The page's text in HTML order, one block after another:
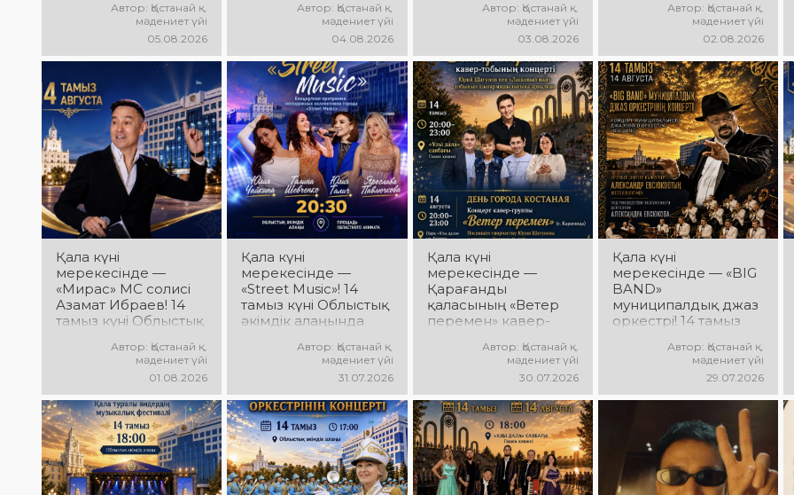
Халықаралық
вокалистер байқауы
жеңімпаздарын
марапаттау рәсімі
мен гала-концерт
өтеді! Сіздерді үздік
орындаушылардың
әсерлі өнері, жарқын
эмоциялар және
ерекше мерекелік
атмосфера күтеді!
Автор: Қостанай қ.
мәдениет үйі
05.08.2026
әкімдік алаңында
«Даму бала»
жобасының балалар
шығармашылық
ұжымдары
қатысатын «Алтын
дән» фестивалі өтеді!
Сіздерді жас
таланттардың
жарқын өнері, әсем
әндер, әсерлі билер
мен мерекелік көңіл
күй күтеді!
Автор: Қостанай қ.
мәдениет үйі
04.08.2026
«Карнавал» би
ансамблінің
бағдарламасы өтеді!
Ансамбль жетекшісі
— Шамиль
Фахрутдинов.
Сіздерді әсерлі
хореографиялық
қойылымдар,
жарқын бейнелер,
қуатты ырғақ пен
мерекелік көңіл күй
күтеді!
Автор: Қостанай қ.
мәдениет үйі
03.08.2026
мерекелік DJ-
бағдарлама өтеді!
Сіздерді заманауи
музыкалық хиттер,
би ырғағы, қуатты
энергия мен жарқын
эмоциялар күтеді!
Автор: Қостанай қ.
мәдениет үйі
02.08.2026
Қала күні
мерекесінде —
«Мирас» МС солисі
Азамат Ибраев! 14
тамыз күні Облыстық
Азамат Ибраевтың
бағдарламасы өтеді!
Сіздерді сүйікті
әндер, жарқын
орындау, қуатты
энергия мен көтеріңкі
мерекелік көңіл күй
күтеді!
Автор: Қостанай қ.
мәдениет үйі
01.08.2026
Қала күні
мерекесінде —
«Street Music»! 14
тамыз күні Облыстық
әкімдік алаңында
ұжымдарының
«Street Music»
бағдарламасы өтеді!
Сіздерді заманауи
музыка, жарқын
орындаулар, қуатты
энергия мен көтеріңкі
мерекелік көңіл күй
Автор: Қостанай қ.
мәдениет үйі
31.07.2026
Қала күні
мерекесінде —
Қарағанды
қаласының «Ветер
перемен» кавер-
«Ұлы Дала»
саябағында Юрий
Шатунов пен
«Ласковый май»
тобының
шығармашылығына
арналған концерт
өтеді! Сіздерді көпшілік
сүйіп тыңдайтын
Автор: Қостанай қ.
мәдениет үйі
30.07.2026
Қала күні
мерекесінде — «BIG
BAND»
муниципалдық джаз
оркестрі! 14 тамыз
әкімдік алаңында
«BIG BAND»
муниципалдық джаз
оркестрінің концерті
өтеді! Оркестр
жетекшісі — ҚР
еңбек сіңірген
қайраткері
Александр Евсюков.
Автор: Қостанай қ.
мәдениет үйі
29.07.2026